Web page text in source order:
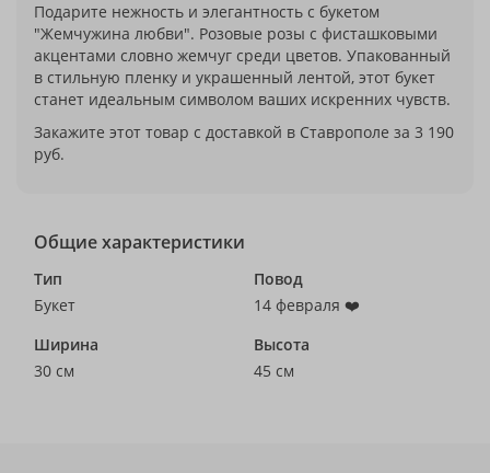
Подарите нежность и элегантность с букетом
"Жемчужина любви". Розовые розы с фисташковыми
акцентами словно жемчуг среди цветов. Упакованный
в стильную пленку и украшенный лентой, этот букет
станет идеальным символом ваших искренних чувств.
Закажите этот товар с доставкой в Ставрополе за 3 190
руб.
Общие характеристики
Тип
Букет
Повод
14 февраля ❤️
Ширина
30 см
Высота
45 см